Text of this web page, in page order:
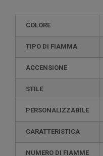
COLORE
TIPO DI FIAMMA
ACCENSIONE
STILE
PERSONALIZZABILE
CARATTERISTICA
NUMERO DI FIAMME